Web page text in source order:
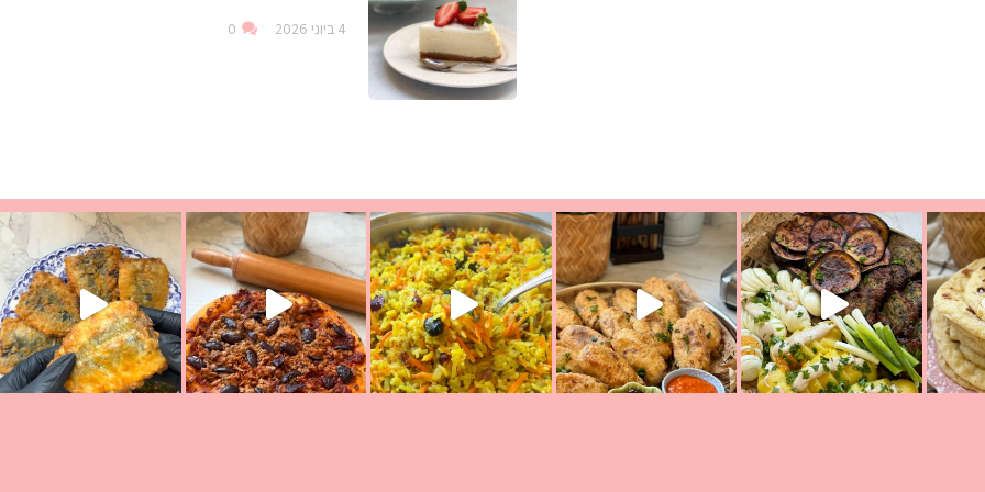
4 ביוני 2026 0
בפ
הימים, חשבתי מה לחדש לכם ונראה
אורז יצירתי לתשעת הימים ולכבוד שבת קודשלמתכון
פיצה של תשעת הימים ולמה היא נקראת ככה? ההסבר בסרטומז׳ווז׳ין או בתרגום לעברית, מחותניםמתכון ראש